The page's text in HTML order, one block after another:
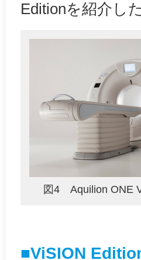
Editionを紹介し
図4 Aquilion ONE
■ViSION